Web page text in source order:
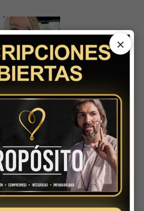
SE SENTÍA
ESTABA EN
TÓXICA Y
×